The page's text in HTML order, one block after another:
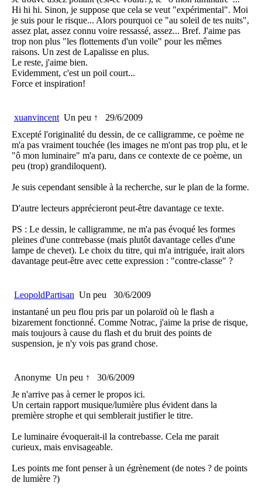
Hi hi hi. Sinon, je suppose que cela se veut "expérimental". Moi
je suis pour le risque... Alors pourquoi ce "au soleil de tes nuits",
assez plat, assez connu voire ressassé, assez... Bref. J'aime pas
trop non plus "les flottements d'un voile" pour les mêmes
raisons. Un zest de Lapalisse en plus.
Le reste, j'aime bien.
Evidemment, c'est un poil court...
Force et inspiration!
xuanvincent Un peu ↑
29/6/2009
Excepté l'originalité du dessin, de ce calligramme, ce poème ne
m'a pas vraiment touchée (les images ne m'ont pas trop plu, et le
"ô mon luminaire" m'a paru, dans ce contexte de ce poème, un
peu (trop) grandiloquent).
Je suis cependant sensible à la recherche, sur le plan de la forme.
D'autre lecteurs apprécieront peut-être davantage ce texte.
PS : Le dessin, le calligramme, ne m'a pas évoqué les formes
pleines d'une contrebasse (mais plutôt davantage celles d'une
lampe de chevet). Le choix du titre, qui m'a intriguée, irait alors
davantage peut-être avec cette expression : "contre-classe" ?
LeopoldPartisan Un peu
30/6/2009
instantané un peu flou pris par un polaroïd où le flash a
bizarement fonctionné. Comme Notrac, j'aime la prise de risque,
mais toujours à cause du flash et du bruit des points de
suspension, je n'y vois pas grand chose.
Anonyme Un peu ↑
30/6/2009
Je n'arrive pas à cerner le propos ici.
Un certain rapport musique/lumière plus évident dans la
première strophe et qui semblerait justifier le titre.
Le luminaire évoquerait-il la contrebasse. Cela me parait
curieux, mais envisageable.
Les points me font penser à un égrènement (de notes ? de points
de lumière ?)